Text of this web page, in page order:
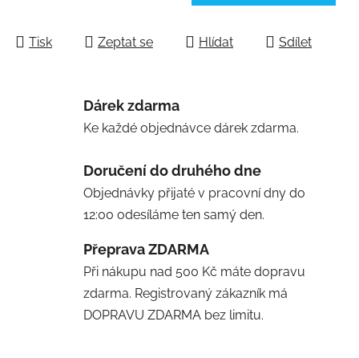
Tisk Zeptat se Hlídat Sdílet
Dárek zdarma
Ke každé objednávce dárek zdarma.
Doručení do druhého dne
Objednávky přijaté v pracovní dny do
12:00 odesíláme ten samý den.
Přeprava ZDARMA
Při nákupu nad 500 Kč máte dopravu
zdarma. Registrovaný zákazník má
DOPRAVU ZDARMA bez limitu.